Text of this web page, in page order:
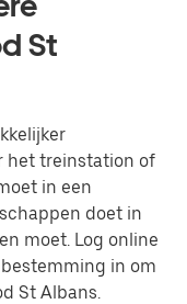
St
het treinstation of
in een
doet in
moet. Log online
in om
St Albans.